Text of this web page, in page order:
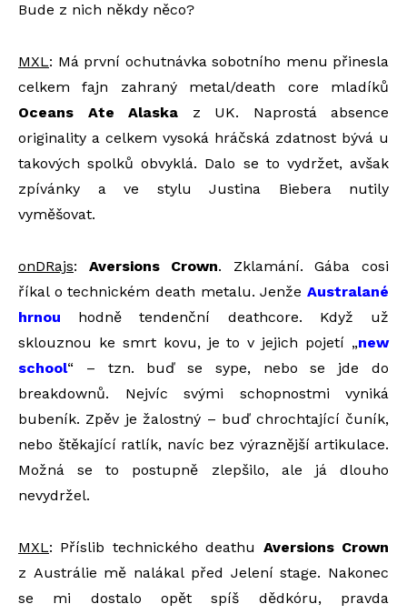
Bude z nich někdy něco?
MXL: Má první ochutnávka sobotního menu přinesla
celkem fajn zahraný metal/death core mladíků
Oceans Ate Alaska z UK. Naprostá absence
originality a celkem vysoká hráčská zdatnost bývá u
takových spolků obvyklá. Dalo se to vydržet, avšak
zpívánky a ve stylu Justina Biebera nutily
vyměšovat.
onDRajs: Aversions Crown. Zklamání. Gába cosi
říkal o technickém death metalu. Jenže Australané
hrnou hodně tendenční deathcore. Když už
sklouznou ke smrt kovu, je to v jejich pojetí „new
school“ – tzn. buď se sype, nebo se jde do
breakdownů. Nejvíc svými schopnostmi vyniká
bubeník. Zpěv je žalostný – buď chrochtající čuník,
nebo štěkající ratlík, navíc bez výraznější artikulace.
Možná se to postupně zlepšilo, ale já dlouho
nevydržel.
MXL: Příslib technického deathu Aversions Crown
z Austrálie mě nalákal před Jelení stage. Nakonec
se mi dostalo opět spíš dědkóru, pravda